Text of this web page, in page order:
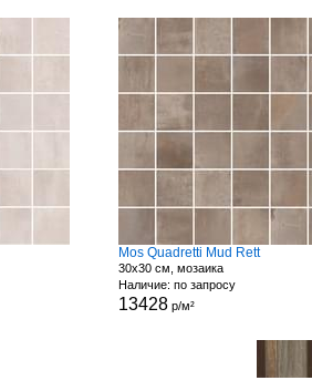
Mos Quadretti Mud Rett
30x30 см, мозаика
Наличие: по запросу
13428р/м²